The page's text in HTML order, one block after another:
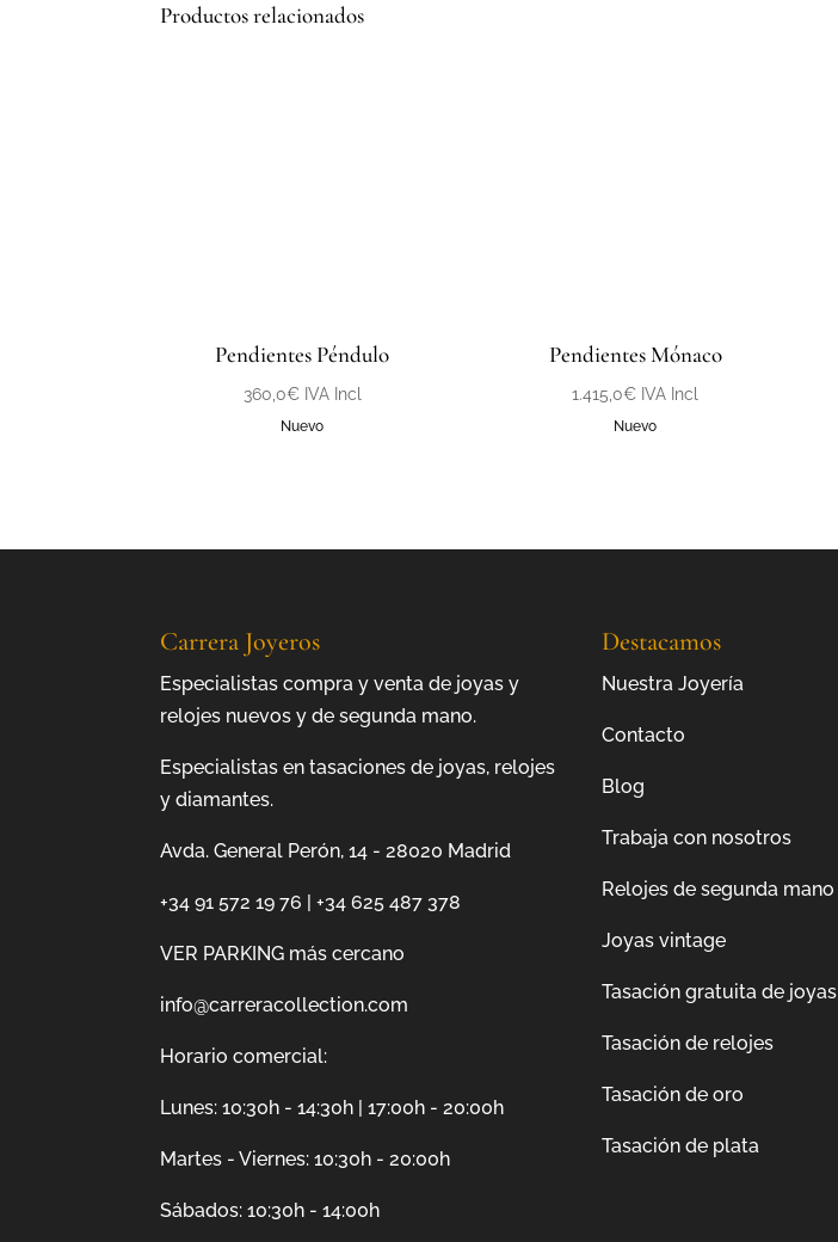
Productos relacionados
Pendientes Péndulo
360,0€ IVA Incl
Nuevo
Pendientes Mónaco
1.415,0€ IVA Incl
Nuevo
Carrera Joyeros
Especialistas compra y venta de joyas y
relojes nuevos y de segunda mano.
Especialistas en tasaciones de joyas, relojes
y diamantes.
Avda. General Perón, 14 - 28020 Madrid
+34 91 572 19 76 |+34 625 487 378
VER PARKING más cercano
info@carreracollection.com
Horario comercial:
Lunes: 10:30h - 14:30h | 17:00h - 20:00h
Martes - Viernes: 10:30h - 20:00h
Sábados: 10:30h - 14:00h
Destacamos
Nuestra Joyería
Contacto
Blog
Trabaja con nosotros
Relojes de segunda mano
Joyas vintage
Tasación gratuita de joyas
Tasación de relojes
Tasación de oro
Tasación de plata